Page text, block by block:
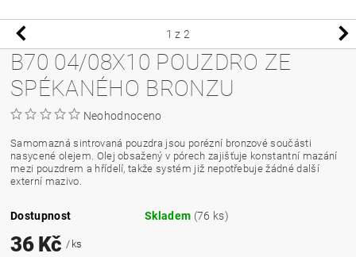
1 z 2
B70 04/08X10 POUZDRO ZE
SPÉKANÉHO BRONZU
Neohodnoceno
Samomazná sintrovaná pouzdra jsou porézní bronzové součásti
nasycené olejem. Olej obsažený v pórech zajišťuje konstantní mazání
mezi pouzdrem a hřídelí, takže systém již nepotřebuje žádné další
externí mazivo.
Dostupnost Skladem (76 ks)
36 Kč/ ks